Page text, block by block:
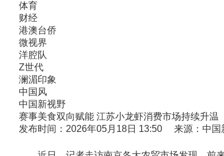
体育
财经
港澳台侨
微视界
洋腔队
Z世代
澜湄印象
中国风
中国新视野
赛事美食双向赋能 江苏小龙虾消费市场持续升温
发布时间：2026年05月18日 13:50 来源：中国